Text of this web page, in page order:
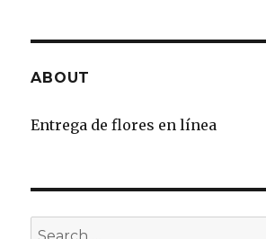
ABOUT
Entrega de flores en línea
Search